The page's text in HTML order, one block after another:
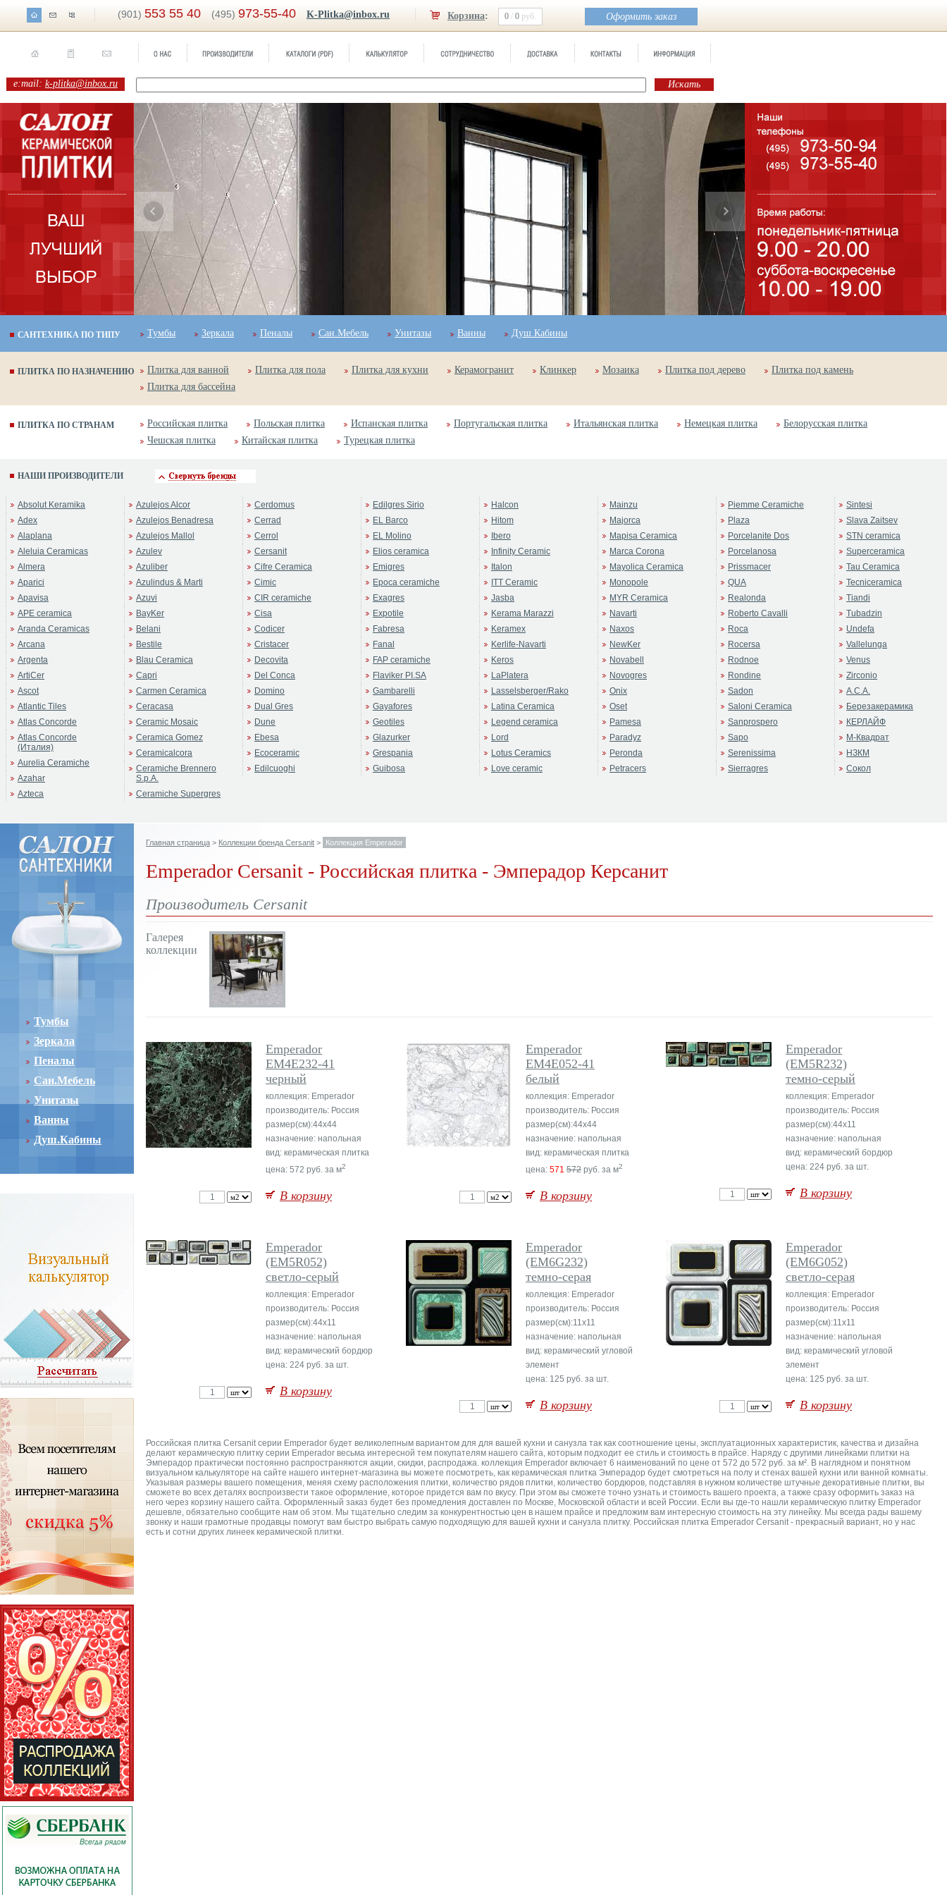
(901) 553 55 40 (495) 973-55-40 K-Plitka@inbox.ru Оформить заказ
Корзина: 0 / 0 руб.
e:mail: k-plitka@inbox.ru
Бренд:
Ad Maiora
Коллекция:
Petracers
САНТЕХНИКА ПО ТИПУ Тумбы Зеркала Пеналы Сан.Мебель Унитазы Ванны Душ.Кабины
ПЛИТКА ПО НАЗНАЧЕНИЮ Плитка для ванной Плитка для пола Плитка для кухни Керамогранит Клинкер Мозаика Плитка под дерево
Плитка под камень
Плитка для бассейна
ПЛИТКА ПО СТРАНАМ Российская плитка Польская плитка Испанская плитка Португальская плитка Итальянская плитка Немецкая плитка
Белорусская плитка
Чешская плитка
Китайская плитка Турецкая плитка
НАШИ ПРОИЗВОДИТЕЛИ
Absolut Keramika
Adex
Alaplana
Aleluia Ceramicas
Almera
Aparici
Apavisa
APE ceramica
Aranda Ceramicas
Arcana
Argenta
ArtiCer
Ascot
Atlantic Tiles
Atlas Concorde
Atlas Concorde
(Италия)
Aurelia Ceramiche
Azahar
Azteca
Azulejos Alcor
Azulejos Benadresa
Azulejos Mallol
Azulev
Azuliber
Azulindus & Marti
Azuvi
BayKer
Belani
Bestile
Blau Ceramica
Capri
Carmen Ceramica
Ceracasa
Ceramic Mosaic
Ceramica Gomez
Ceramicalcora
Ceramiche Brennero
S.p.A.
Ceramiche Supergres
Cerdomus
Cerrad
Cerrol
Cersanit
Cifre Ceramica
Cimic
CIR ceramiche
Cisa
Codicer
Cristacer
Decovita
Del Conca
Domino
Dual Gres
Dune
Ebesa
Ecoceramic
Edilcuoghi
Edilgres Sirio
EL Barco
EL Molino
Elios ceramica
Emigres
Epoca ceramiche
Exagres
Expotile
Fabresa
Fanal
FAP ceramiche
Flaviker PI.SA
Gambarelli
Gayafores
Geotiles
Glazurker
Grespania
Guibosa
Halcon
Hitom
Ibero
Infinity Ceramic
Italon
ITT Ceramic
Jasba
Kerama Marazzi
Keramex
Kerlife-Navarti
Keros
LaPlatera
Lasselsberger/Rako
Latina Ceramica
Legend ceramica
Lord
Lotus Ceramics
Love ceramic
Mainzu
Majorca
Mapisa Ceramica
Marca Corona
Mayolica Ceramica
Monopole
MYR Ceramica
Navarti
Naxos
NewKer
Novabell
Novogres
Onix
Oset
Pamesa
Paradyz
Peronda
Petracers
Piemme Ceramiche
Plaza
Porcelanite Dos
Porcelanosa
Prissmacer
QUA
Realonda
Roberto Cavalli
Roca
Rocersa
Rodnoe
Rondine
Sadon
Saloni Ceramica
Sanprospero
Sapo
Serenissima
Sierragres
Sintesi
Slava Zaitsev
STN ceramica
Superceramica
Tau Ceramica
Tecniceramica
Tiandi
Tubadzin
Undefa
Vallelunga
Venus
Zirconio
А.С.А.
Березакерамика
КЕРЛАЙФ
М-Квадрат
НЗКМ
Сокол
Тумбы
Зеркала
Пеналы
Сан.Мебель
Унитазы
Ванны
Душ.Кабины
Главная страница > Коллекции бренда Cersanit > Коллекция Emperador
Emperador Cersanit - Российская плитка - Эмперадор Керсанит
Производитель Cersanit
Галерея
коллекции
Emperador
EM4E232-41
черный
коллекция: Emperador
производитель: Россия
размер(см):44x44
назначение: напольная
вид: керамическая плитка
цена: 572 руб. за м2
В корзину
Emperador
EM4E052-41
белый
коллекция: Emperador
производитель: Россия
размер(см):44x44
назначение: напольная
вид: керамическая плитка
цена: 571 572 руб. за м2
В корзину
Emperador
(EM5R232)
темно-серый
коллекция: Emperador
производитель: Россия
размер(см):44x11
назначение: напольная
вид: керамический бордюр
цена: 224 руб. за шт.
В корзину
Emperador
(EM5R052)
светло-серый
коллекция: Emperador
производитель: Россия
размер(см):44x11
назначение: напольная
вид: керамический бордюр
цена: 224 руб. за шт.
В корзину
Emperador
(EM6G232)
темно-серая
коллекция: Emperador
производитель: Россия
размер(см):11x11
назначение: напольная
вид: керамический угловой
элемент
цена: 125 руб. за шт.
В корзину
Emperador
(EM6G052)
светло-серая
коллекция: Emperador
производитель: Россия
размер(см):11x11
назначение: напольная
вид: керамический угловой
элемент
цена: 125 руб. за шт.
В корзину
Российская плитка Cersanit серии Emperador будет великолепным вариантом для для вашей кухни и санузла так как соотношение цены, эксплуатационных характеристик, качества и дизайна
делают керамическую плитку серии Emperador весьма интересной тем покупателям нашего сайта, которым подходит ее стиль и стоимость в прайсе. Наряду с другими линейками плитки на
Эмперадор практически постоянно распространяются акции, скидки, распродажа. коллекция Emperador включает 6 наименований по цене от 572 до 572 руб. за м². В наглядном и понятном
визуальном калькуляторе на сайте нашего интернет-магазина вы можете посмотреть, как керамическая плитка Эмперадор будет смотреться на полу и стенах вашей кухни или ванной комнаты.
Указывая размеры вашего помещения, меняя схему расположения плитки, количество рядов плитки, количество бордюров, подставляя в нужном количестве штучные декоративные плитки, вы
сможете во всех деталях воспроизвести такое оформление, которое придется вам по вкусу. При этом вы сможете точно узнать и стоимость вашего проекта, а также сразу оформить заказ на
него через корзину нашего сайта. Оформленный заказ будет без промедления доставлен по Москве, Московской области и всей России. Если вы где-то нашли керамическую плитку Emperador
дешевле, обязательно сообщите нам об этом. Мы тщательно следим за конкурентностью цен в нашем прайсе и предложим вам интересную стоимость на эту линейку. Мы всегда рады вашему
звонку и наши грамотные продавцы помогут вам быстро выбрать самую подходящую для вашей кухни и санузла плитку. Российская плитка Emperador Cersanit - прекрасный вариант, но у нас
есть и сотни других линеек керамической плитки.